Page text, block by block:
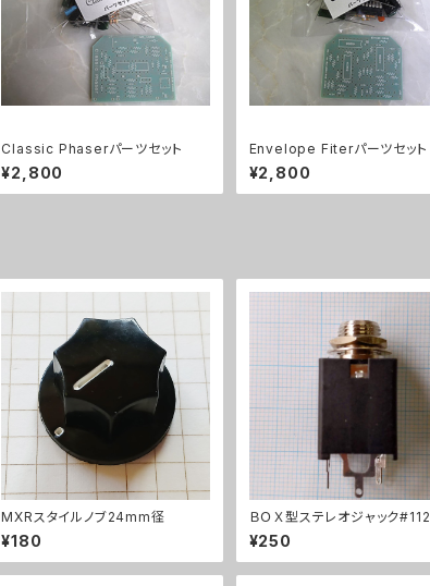
Classic Phaserパーツセット
¥2,800
Envelope Fiterパーツセット
¥2,800
MXRスタイルノブ24mm径
¥180
ＢＯＸ型ステレオジャック#112
¥250